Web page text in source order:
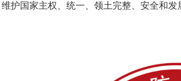
国家主权、统一、领土完整、安全和发